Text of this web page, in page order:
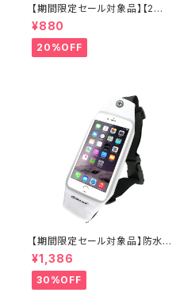
【期間限定セール対象品】【2枚
入り×2セット】大カラーポリ袋
(大ゴミ袋) 200cm×100cm 収
納に イベントに 仮装の衣装作
成 発表会やおゆうぎ 学園 祭や
¥880
20%OFF
【期間限定セール対象品】防水ポ
ーチ 防水ケース スマホ ウエス
トポーチ 5.5インチ (OS-029
W)白 オンロード(OnLord)
¥1,386
30%OFF